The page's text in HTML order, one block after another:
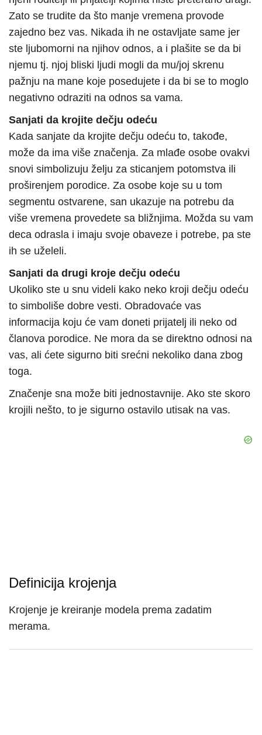
Zato se trudite da što manje vremena provode
zajedno bez vas. Nikada ih ne ostavljate same jer
ste ljubomorni na njihov odnos, a i plašite se da bi
njemu tj. njoj bliski ljudi mogli da mu/joj skrenu
pažnju na mane koje posedujete i da bi se to moglo
negativno odraziti na odnos sa vama.
Sanjati da krojite dečju odeću
Kada sanjate da krojite dečju odeću to, takođe,
može da ima više značenja. Za mlađe osobe ovakvi
snovi simbolizuju želju za sticanjem potomstva ili
proširenjem porodice. Za osobe koje su u tom
segmentu ostvarene, san ukazuje na potrebu da
više vremena provedete sa bližnjima. Možda su vam
deca odrasla i imaju svoje obaveze i potrebe, pa ste
ih se uželeli.
Sanjati da drugi kroje dečju odeću
Ukoliko ste u snu videli kako neko kroji dečju odeću
to simboliše dobre vesti. Obradovaće vas
informacija koju će vam doneti prijatelj ili neko od
članova porodice. Ne mora da se direktno odnosi na
vas, ali ćete sigurno biti srećni nekoliko dana zbog
toga.
Značenje sna može biti jednostavnije. Ako ste skoro
krojili nešto, to je sigurno ostavilo utisak na vas.
Definicija krojenja
Krojenje je kreiranje modela prema zadatim
merama.